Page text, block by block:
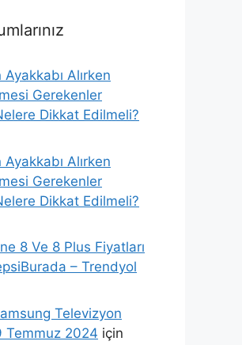
Alırken
Gerekenler
Dikkat Edilmeli?
Alırken
Gerekenler
Dikkat Edilmeli?
8 Ve 8 Plus Fiyatları
– Trendyol
Televizyon
Temmuz 2024 için